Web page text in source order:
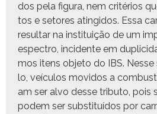
dos pela figu­ra, nem critérios
tos e setores atingi­dos. Essa
resul­tar na insti­tu­ição de um
espec­tro, inci­dente em
mos itens obje­to do IBS.
lo, veícu­los movi­dos a
am ser alvo desse trib­u­to, pois
podem ser sub­sti­tuí­dos por